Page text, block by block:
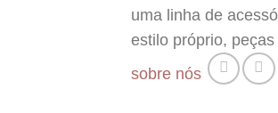
uma linha de
estilo próprio,
sobre nós